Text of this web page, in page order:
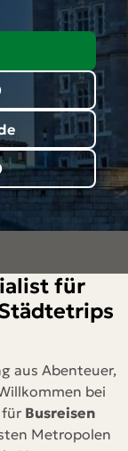
für
aus Abenteuer,
bei
für Busreisen
Metropolen